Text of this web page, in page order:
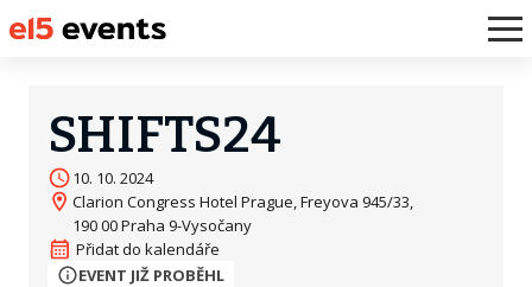
SHIFTS24
10. 10. 2024
Clarion Congress Hotel Prague, Freyova 945/33,
190 00 Praha 9-Vysočany
EVENT JIŽ PROBĚHL